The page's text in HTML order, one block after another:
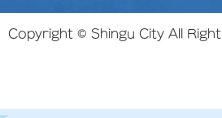
Copyright © Shingu City All Right